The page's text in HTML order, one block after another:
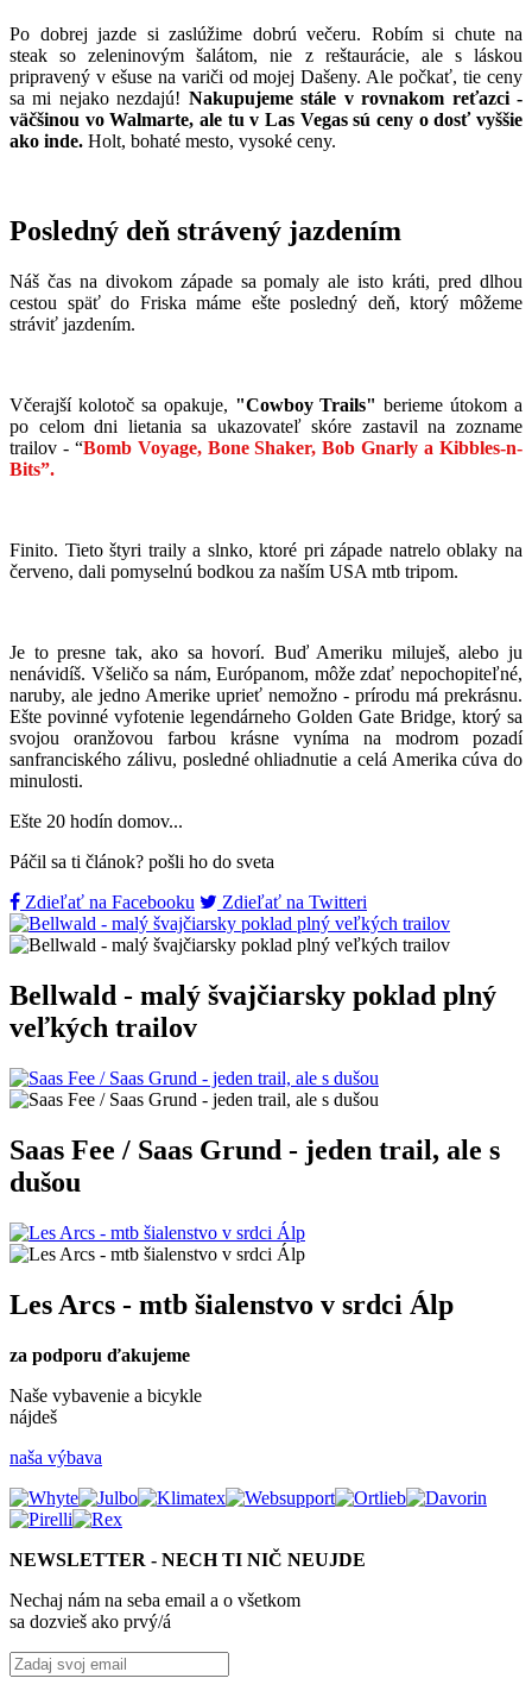
Po dobrej jazde si zaslúžime dobrú večeru. Robím si chute na
steak so zeleninovým šalátom, nie z reštaurácie, ale s láskou
pripravený v ešuse na variči od mojej Dašeny. Ale počkať, tie ceny
sa mi nejako nezdajú! Nakupujeme stále v rovnakom reťazci -
väčšinou vo Walmarte, ale tu v Las Vegas sú ceny o dosť vyššie
ako inde. Holt, bohaté mesto, vysoké ceny.
Posledný deň strávený jazdením
Náš čas na divokom západe sa pomaly ale isto kráti, pred dlhou
cestou späť do Friska máme ešte posledný deň, ktorý môžeme
stráviť jazdením.
Včerajší kolotoč sa opakuje, "Cowboy Trails" berieme útokom a
po celom dni lietania sa ukazovateľ skóre zastavil na zozname
trailov - “Bomb Voyage, Bone Shaker, Bob Gnarly a Kibbles-n-
Bits”.
Finito. Tieto štyri traily a slnko, ktoré pri západe natrelo oblaky na
červeno, dali pomyselnú bodkou za naším USA mtb tripom.
Je to presne tak, ako sa hovorí. Buď Ameriku miluješ, alebo ju
nenávidíš. Všeličo sa nám, Európanom, môže zdať nepochopiteľné,
naruby, ale jedno Amerike uprieť nemožno - prírodu má prekrásnu.
Ešte povinné vyfotenie legendárneho Golden Gate Bridge, ktorý sa
svojou oranžovou farbou krásne vyníma na modrom pozadí
sanfranciského zálivu, posledné ohliadnutie a celá Amerika cúva do
minulosti.
Ešte 20 hodín domov...
Páčil sa ti článok? pošli ho do sveta
Zdieľať na Facebooku
Zdieľať na Twitteri
Bellwald - malý švajčiarsky poklad plný
veľkých trailov
Saas Fee / Saas Grund - jeden trail, ale s
dušou
Les Arcs - mtb šialenstvo v srdci Álp
za podporu ďakujeme
Naše vybavenie a bicykle
nájdeš
naša výbava
NEWSLETTER - NECH TI NIČ NEUJDE
Nechaj nám na seba email a o všetkom
sa dozvieš ako prvý/á